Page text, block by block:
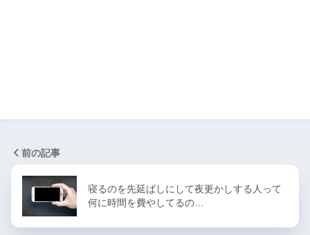
前の記事
寝るのを先延ばしにして夜更かしする人って
何に時間を費やしてるの…